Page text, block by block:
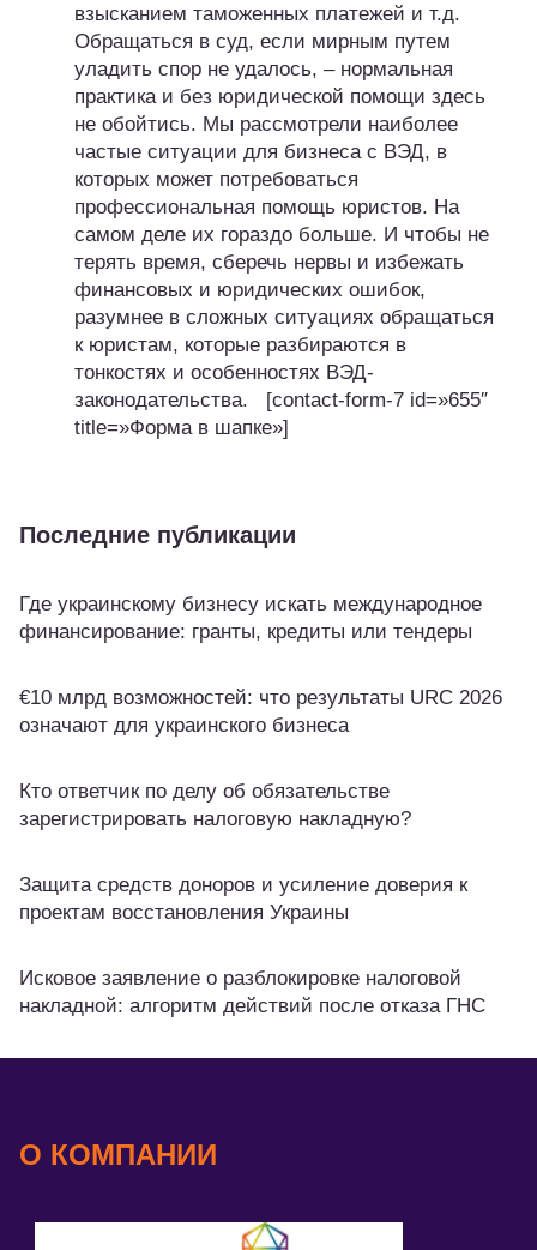
взысканием таможенных платежей и т.д.
Обращаться в суд, если мирным путем
уладить спор не удалось, – нормальная
практика и без юридической помощи здесь
не обойтись. Мы рассмотрели наиболее
частые ситуации для бизнеса с ВЭД, в
которых может потребоваться
профессиональная помощь юристов. На
самом деле их гораздо больше. И чтобы не
терять время, сберечь нервы и избежать
финансовых и юридических ошибок,
разумнее в сложных ситуациях обращаться
к юристам, которые разбираются в
тонкостях и особенностях ВЭД-
законодательства. [contact-form-7 id=»655″
title=»Форма в шапке»]
Последние публикации
Где украинскому бизнесу искать международное
финансирование: гранты, кредиты или тендеры
€10 млрд возможностей: что результаты URC 2026
означают для украинского бизнеса
Кто ответчик по делу об обязательстве
зарегистрировать налоговую накладную?
Защита средств доноров и усиление доверия к
проектам восстановления Украины
Исковое заявление о разблокировке налоговой
накладной: алгоритм действий после отказа ГНС
О КОМПАНИИ